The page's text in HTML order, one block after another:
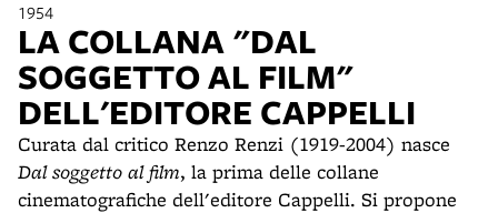
1954
LA COLLANA "DAL
SOGGETTO AL FILM"
DELL'EDITORE CAPPELLI
Curata dal critico Renzo Renzi (1919-2004) nasce
Dal soggetto al film, la prima delle collane
cinematografiche dell'editore Cappelli. Si propone